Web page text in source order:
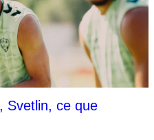
Svetlin, ce que